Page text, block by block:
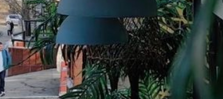
представителя — ответственная
задача, так как стратегические
цели формулирует глава
государства. Солоненко заявил,
что партия намерена и дальше
исполнять все взятые
социальные обязательства.
В ТЕМУ:
В Хабаровском крае
зафиксировали за сутки